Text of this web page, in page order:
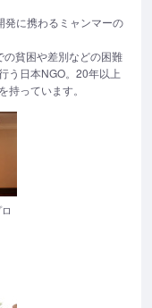
発に携わるミャンマーの
貧困や差別などの困難
う日本NGO。20年以上
っています。